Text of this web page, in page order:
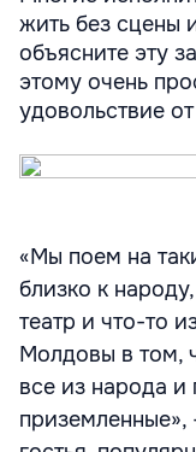
жить без сцены
объясните эту
этому очень
удовольствие
«Мы поем на
близко к
театр и что-то
Молдовы в том,
все из народа и